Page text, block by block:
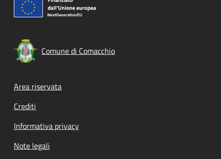
Comune di Comacchio
Footer menu
Area riservata
Crediti
Informativa privacy
Note legali